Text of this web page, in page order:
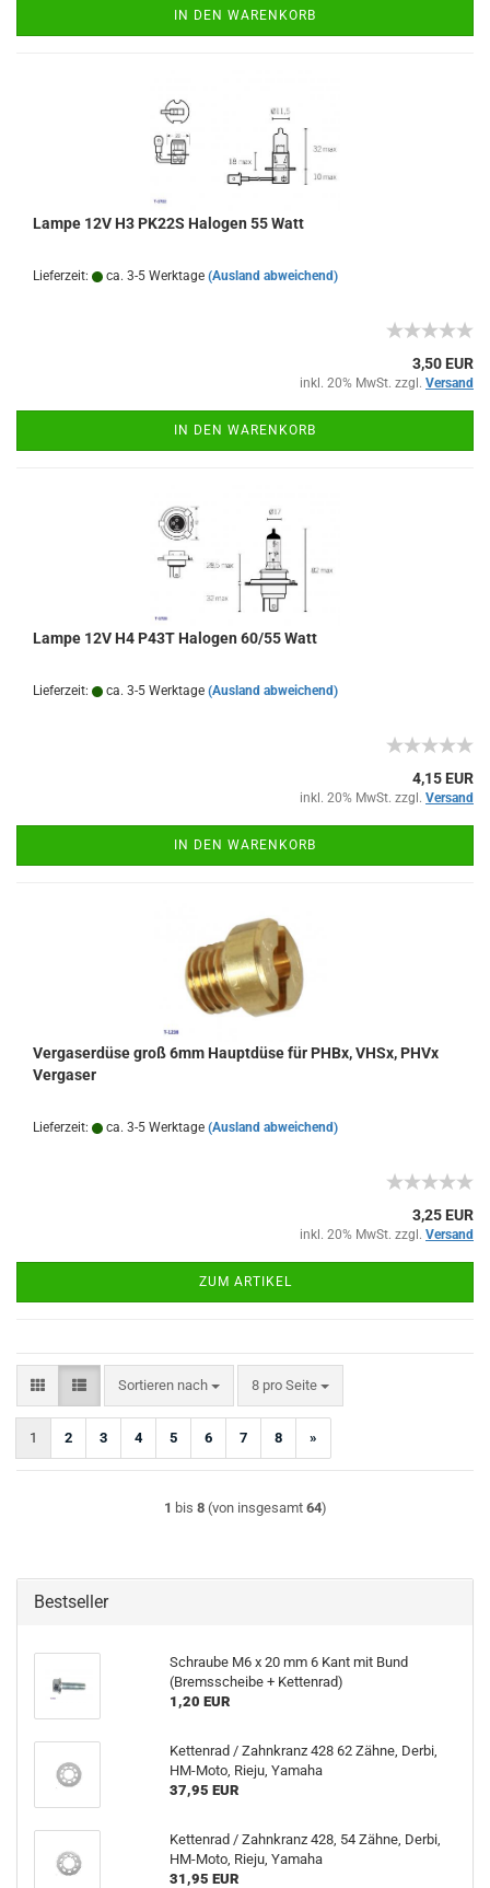
IN DEN WARENKORB
Lampe 12V H3 PK22S Halogen 55 Watt
Lieferzeit: ca. 3-5 Werktage (Ausland abweichend)
3,50 EUR
inkl. 20% MwSt. zzgl. Versand
IN DEN WARENKORB
Lampe 12V H4 P43T Halogen 60/55 Watt
Lieferzeit: ca. 3-5 Werktage (Ausland abweichend)
4,15 EUR
inkl. 20% MwSt. zzgl. Versand
IN DEN WARENKORB
Vergaserdüse groß 6mm Hauptdüse für PHBx, VHSx, PHVx
Vergaser
Lieferzeit: ca. 3-5 Werktage (Ausland abweichend)
3,25 EUR
inkl. 20% MwSt. zzgl. Versand
ZUM ARTIKEL
Sortieren nach
Sortieren nach 8 pro Seite
pro Seite
1 2 3 4 5 6 7 8 »
1 bis 8(von insgesamt 64)
Bestseller
Schraube M6 x 20 mm 6 Kant mit Bund
(Bremsscheibe + Kettenrad)
1,20 EUR
Kettenrad / Zahnkranz 428 62 Zähne, Derbi,
HM-Moto, Rieju, Yamaha
37,95 EUR
Kettenrad / Zahnkranz 428, 54 Zähne, Derbi,
HM-Moto, Rieju, Yamaha
31,95 EUR